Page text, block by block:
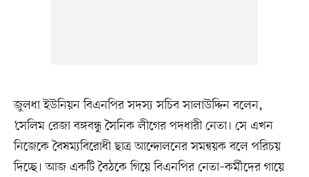
জুলধা ইউনিয়ন বিএনপির সদস্য সচিব সালাউদ্দিন বলেন,
‘সেলিম রেজা বঙ্গবন্ধু সৈনিক লীগের পদধারী নেতা। সে এখন
নিজেকে বৈষম্যবিরোধী ছাত্র আন্দোলনের সমন্বয়ক বলে পরিচয়
দিচ্ছে। আজ একটি বৈঠকে গিয়ে বিএনপির নেতা–কর্মীদের গায়ে